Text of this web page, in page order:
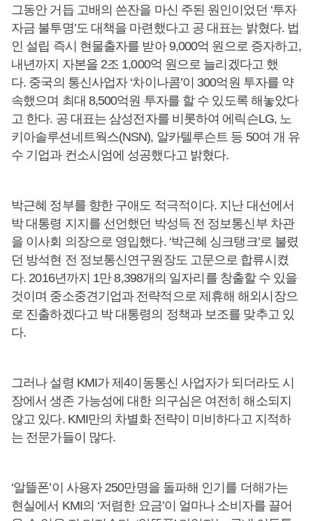
그동안 거듭 고배의 쓴잔을 마신 주된 원인이었던 ‘투자
자금 불투명’도 대책을 마련했다고 공 대표는 밝혔다. 법
인 설립 즉시 현물출자를 받아 9,000억 원으로 증자하고,
내년까지 자본을 2조 1,000억 원으로 늘리겠다고 했
다. 중국의 통신사업자 ‘차이나콤’이 300억원 투자를 약
속했으며 최대 8,500억원 투자를 할 수 있도록 해놓았다
고 한다. 공 대표는 삼성전자를 비롯하여 에릭슨LG, 노
키아솔루션네트웍스(NSN), 알카텔루슨트 등 50여 개 유
수 기업과 컨소시엄에 성공했다고 밝혔다.
박근혜 정부를 향한 구애도 적극적이다. 지난 대선에서
박 대통령 지지를 선언했던 박성득 전 정보통신부 차관
을 이사회 의장으로 영입했다. ‘박근혜 싱크탱크’로 불렸
던 방석현 전 정보통신연구원장도 고문으로 합류시켰
다. 2016년까지 1만 8,398개의 일자리를 창출할 수 있을
것이며 중소중견기업과 전략적으로 제휴해 해외시장으
로 진출하겠다고 박 대통령의 정책과 보조를 맞추고 있
다.
그러나 설령 KMI가 제4이동통신 사업자가 되더라도 시
장에서 생존 가능성에 대한 의구심은 여전히 해소되지
않고 있다. KMI만의 차별화 전략이 미비하다고 지적하
는 전문가들이 많다.
‘알뜰폰’이 사용자 250만명을 돌파해 인기를 더해가는
현실에서 KMI의 ‘저렴한 요금’이 얼마나 소비자를 끌어